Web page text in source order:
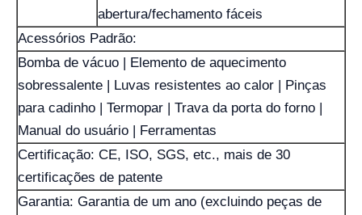
abertura/fechamento fáceis
Acessórios Padrão:
Bomba de vácuo | Elemento de aquecimento
sobressalente | Luvas resistentes ao calor | Pinças
para cadinho | Termopar | Trava da porta do forno |
Manual do usuário | Ferramentas
Certificação: CE, ISO, SGS, etc., mais de 30
certificações de patente
Garantia: Garantia de um ano (excluindo peças de